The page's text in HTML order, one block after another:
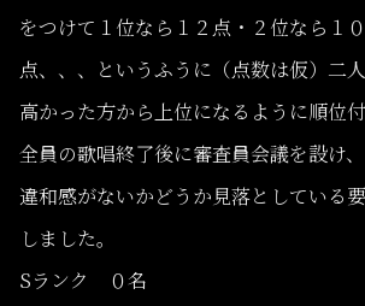
をつけて１位なら１２点・２位なら１
点、、、というふうに（点数は仮）二
高かった方から上位になるように順位付
全員の歌唱終了後に審査員会議を設け
違和感がないかどうか見落としている
しました。
Sランク ０名